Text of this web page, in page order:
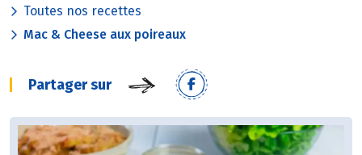
Toutes nos recettes
Mac & Cheese aux poireaux
Partager sur